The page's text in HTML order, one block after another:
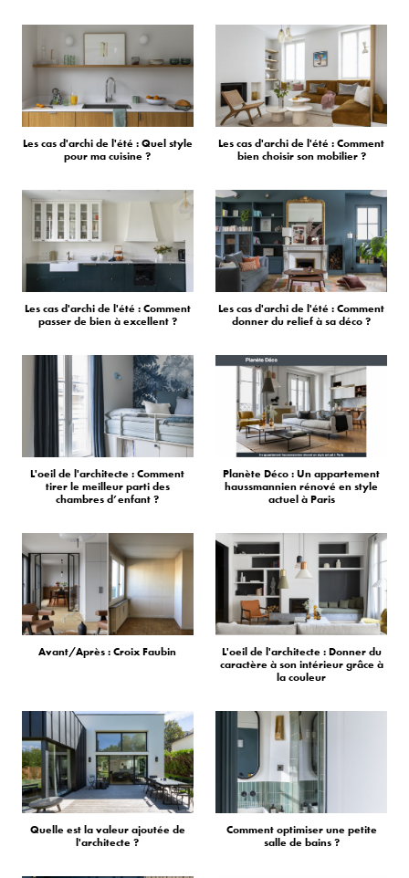
Les cas d'archi de l'été : Quel style
pour ma cuisine ?
Les cas d'archi de l'été : Comment
bien choisir son mobilier ?
Les cas d'archi de l'été : Comment
passer de bien à excellent ?
Les cas d'archi de l'été : Comment
donner du relief à sa déco ?
L'oeil de l'architecte : Comment
tirer le meilleur parti des
chambres d’enfant ?
Planète Déco : Un appartement
haussmannien rénové en style
actuel à Paris
Avant/Après : Croix Faubin
L'oeil de l'architecte : Donner du
caractère à son intérieur grâce à
la couleur
Quelle est la valeur ajoutée de
l'architecte ?
Comment optimiser une petite
salle de bains ?